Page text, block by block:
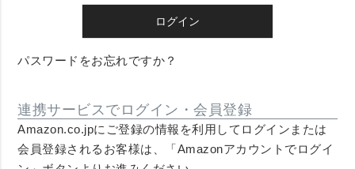
ログイン
パスワードをお忘れですか？
連携サービスでログイン・会員登録
Amazon.co.jpにご登録の情報を利用してログインまたは
会員登録されるお客様は、「Amazonアカウントでログイ